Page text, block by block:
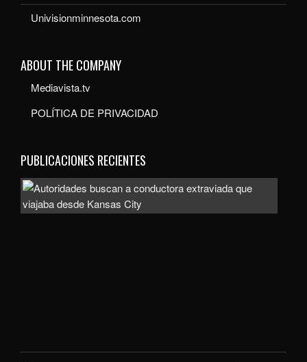
Univisionminnesota.com
ABOUT THE COMPANY
Mediavista.tv
POLÍTICA DE PRIVACIDAD
PUBLICACIONES RECIENTES